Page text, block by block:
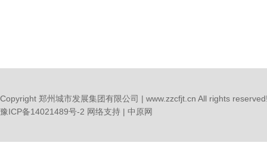
Copyright 郑州城市发展集团有限公司 | www.zzcfjt.cn All rights
豫ICP备14021489号-2 网络支持 | 中原网